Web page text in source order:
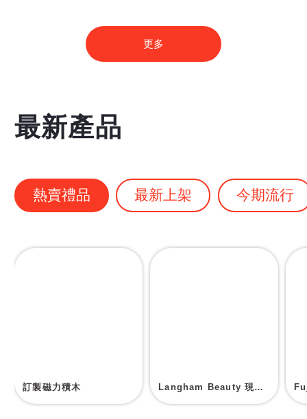
更多
最新產品
熱賣禮品 最新上架 今期流行
訂製磁力積木 Langham Beauty 現場印刷帆布袋